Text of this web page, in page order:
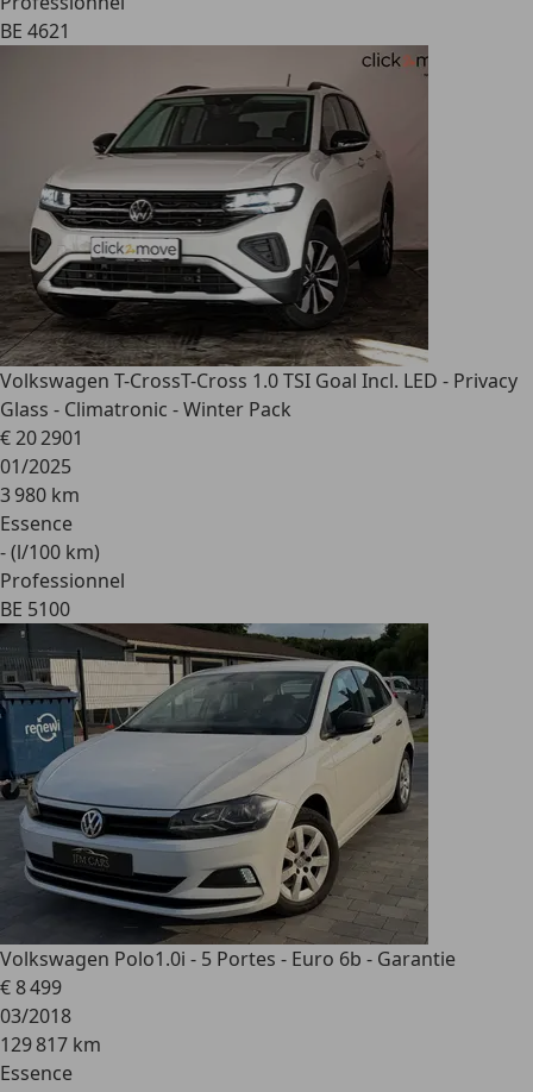
BE 4621
Volkswagen T-CrossT-Cross 1.0 TSI Goal Incl. LED - Privacy
Glass - Climatronic - Winter Pack
€ 20 2901
01/2025
3 980 km
Essence
- (l/100 km)
Professionnel
BE 5100
Volkswagen Polo1.0i - 5 Portes - Euro 6b - Garantie
€ 8 499
03/2018
129 817 km
Essence